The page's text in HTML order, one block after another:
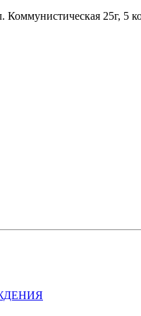
Коммунистическая 25г, 5